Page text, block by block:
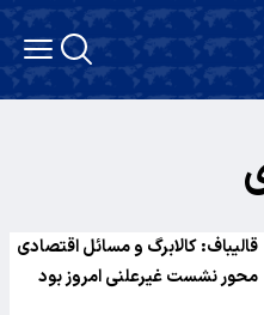
قالیباف: کالابرگ و مسائل اقتصادی
محور نشست غیرعلنی امروز بود